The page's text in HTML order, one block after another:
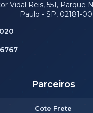
Vidal Reis, 551, Parque
Paulo - SP, 02181-
Parceiros
Cote Frete